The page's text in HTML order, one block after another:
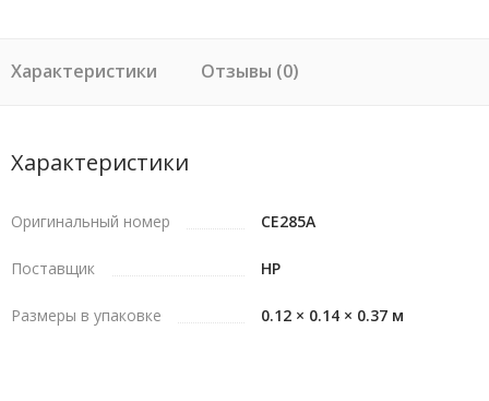
Характеристики Отзывы (0)
Характеристики
Оригинальный номер CE285A
Поставщик HP
Размеры в упаковке 0.12 × 0.14 × 0.37 м